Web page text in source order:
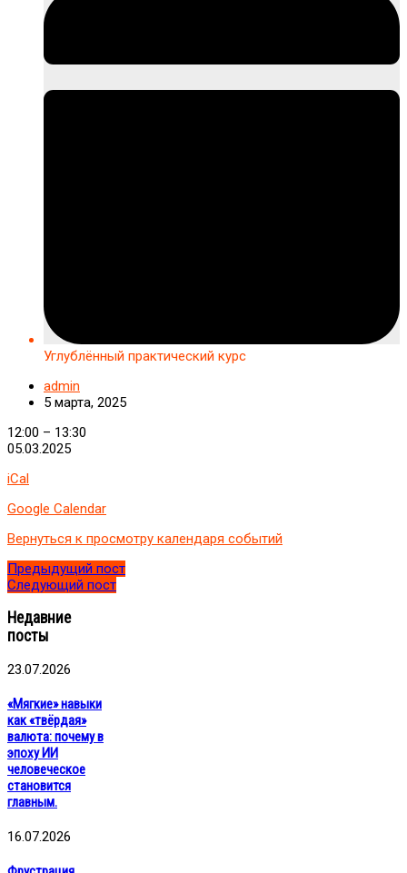
Углублённый практический курс
admin
5 марта, 2025
Углублённый
практический
12:00 – 13:30
05.03.2025
iCal
Google Calendar
Вернуться к просмотру календаря событий
Предыдущий пост
Следующий пост
Недавние
посты
23.07.2026
«Мягкие» навыки
как «твёрдая»
валюта: почему в
эпоху ИИ
человеческое
становится
главным.
16.07.2026